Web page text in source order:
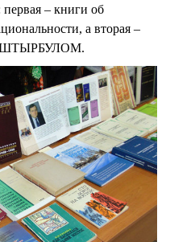
первая – книги об
а вторая –
ШТЫРБУЛОМ.